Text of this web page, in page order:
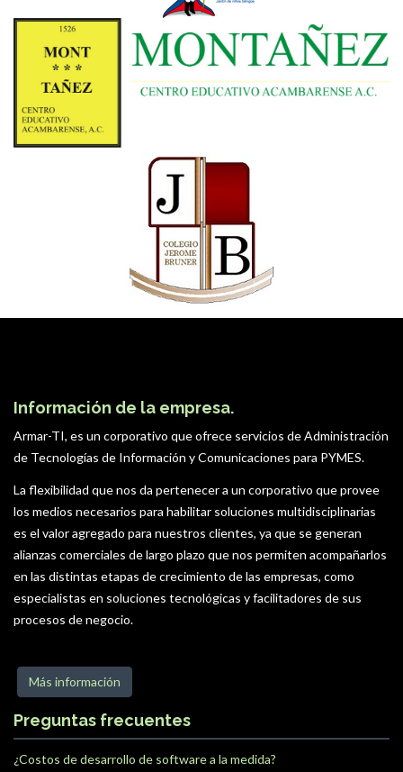
Información de la empresa.
Armar-TI, es un corporativo que ofrece servicios de Administración
de Tecnologías de Información y Comunicaciones para PYMES.
La flexibilidad que nos da pertenecer a un corporativo que provee
los medios necesarios para habilitar soluciones multidisciplinarias
es el valor agregado para nuestros clientes, ya que se generan
alianzas comerciales de largo plazo que nos permiten acompañarlos
en las distintas etapas de crecimiento de las empresas, como
especialistas en soluciones tecnológicas y facilitadores de sus
procesos de negocio.
Más información
Preguntas frecuentes
¿Costos de desarrollo de software a la medida?